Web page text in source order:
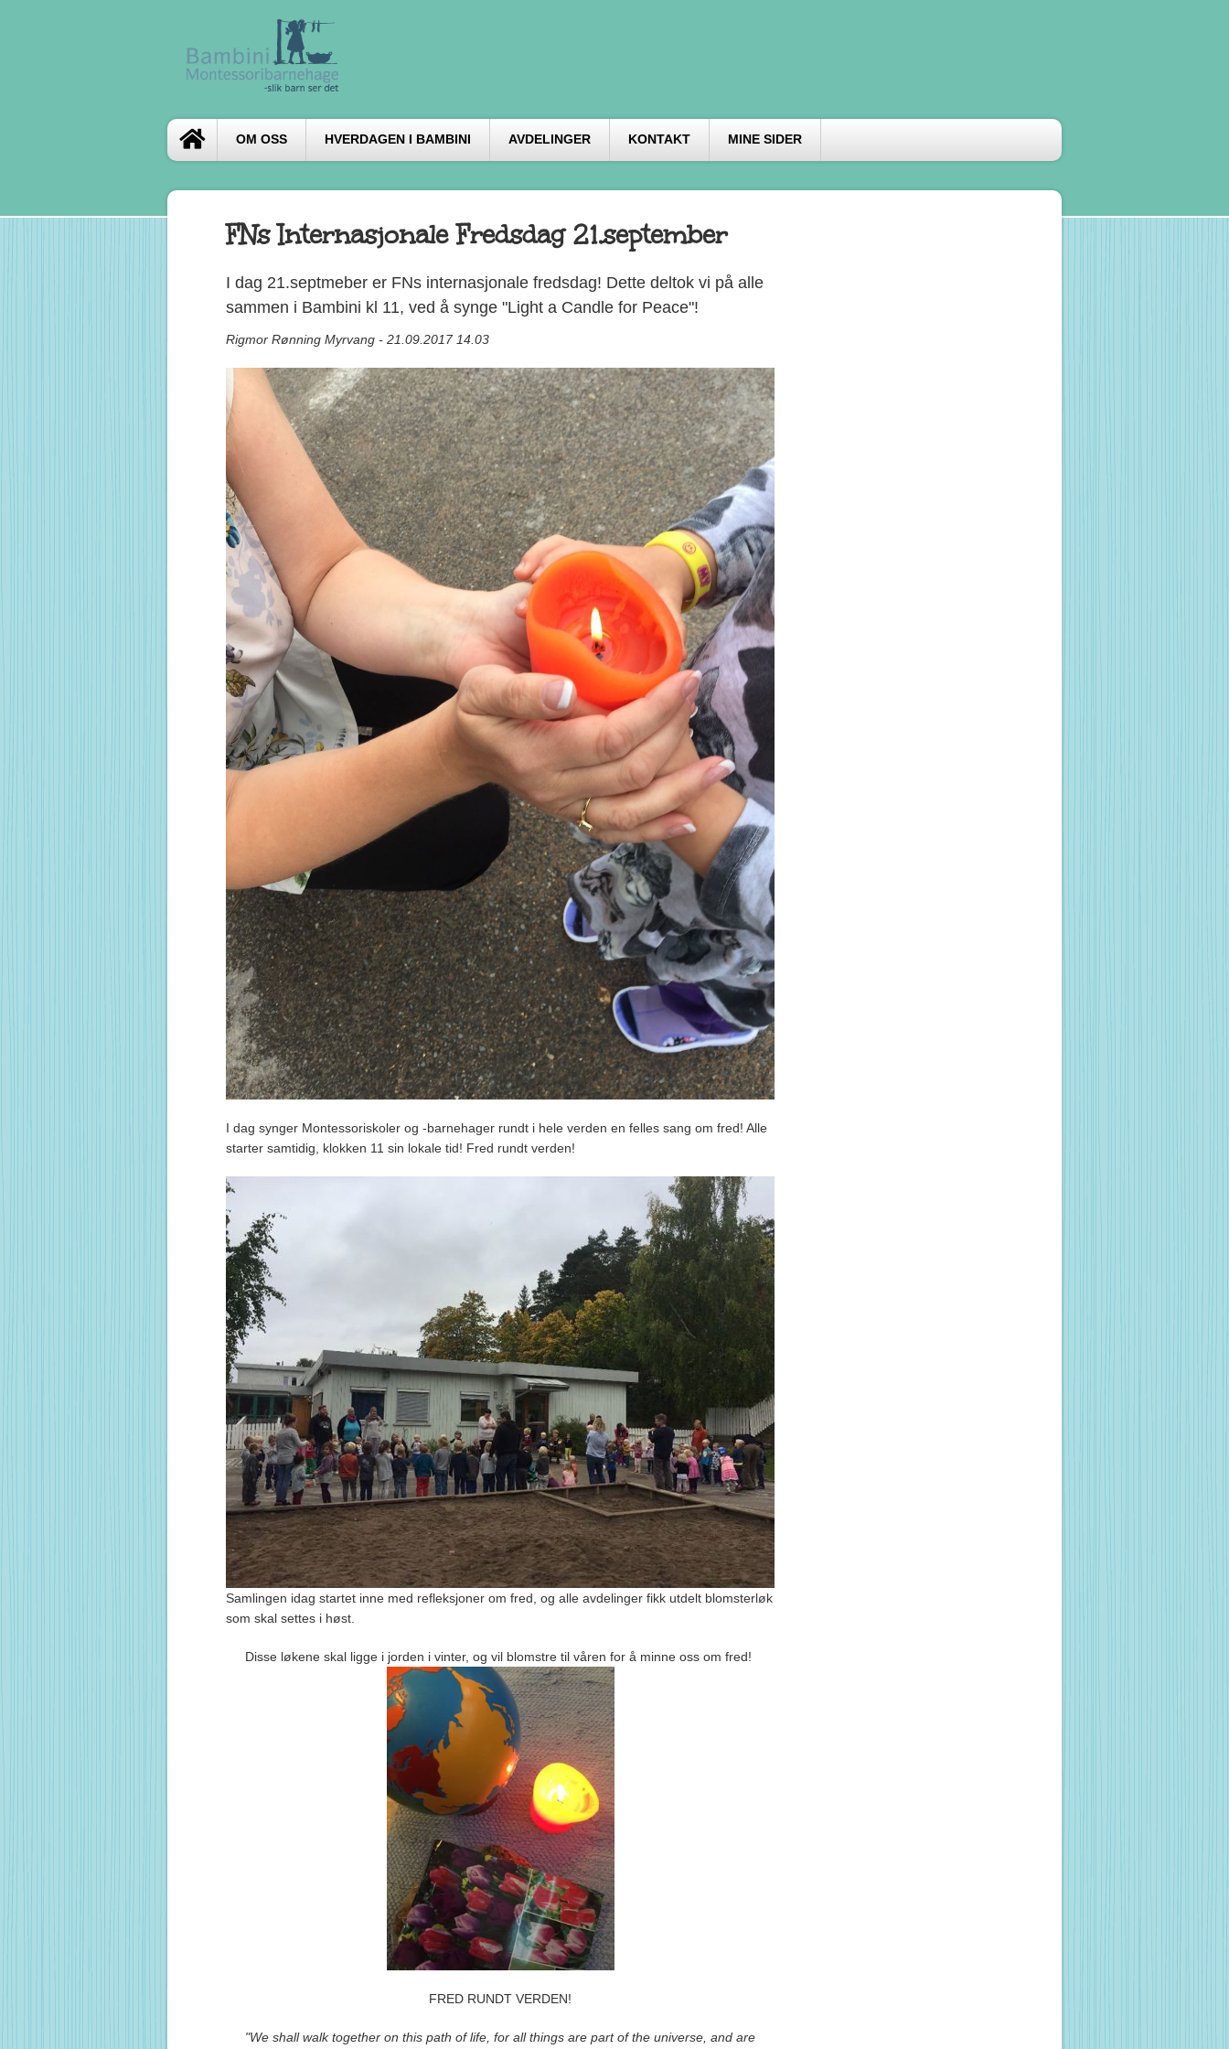
OM OSS HVERDAGEN I BAMBINI AVDELINGER KONTAKT MINE SIDER
FNs Internasjonale Fredsdag 21.september
I dag 21.septmeber er FNs internasjonale fredsdag! Dette deltok vi på alle
sammen i Bambini kl 11, ved å synge "Light a Candle for Peace"!
Rigmor Rønning Myrvang - 21.09.2017 14.03
I dag synger Montessoriskoler og -barnehager rundt i hele verden en felles sang om fred! Alle
starter samtidig, klokken 11 sin lokale tid! Fred rundt verden!
Samlingen idag startet inne med refleksjoner om fred, og alle avdelinger fikk utdelt blomsterløk
som skal settes i høst.
Disse løkene skal ligge i jorden i vinter, og vil blomstre til våren for å minne oss om fred!
FRED RUNDT VERDEN!
"We shall walk together on this path of life, for all things are part of the universe, and are